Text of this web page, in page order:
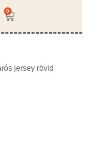
0
jersey rövid